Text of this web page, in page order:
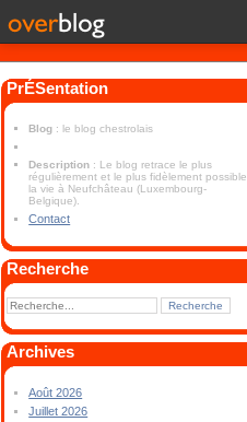
PrÉSentation
Blog : le blog chestrolais
Description : Le blog retrace le plus
régulièrement et le plus fidèlement possible
la vie à Neufchâteau (Luxembourg-
Belgique).
Contact
Recherche
Archives
Août 2026
Juillet 2026